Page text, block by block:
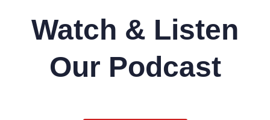
Watch & Listen
Our Podcast